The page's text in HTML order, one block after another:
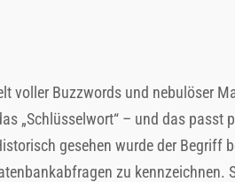
voller Buzzwords und nebulöser
„Schlüsselwort“ – und das passt
gesehen wurde der Begriff
zu kennzeichnen.